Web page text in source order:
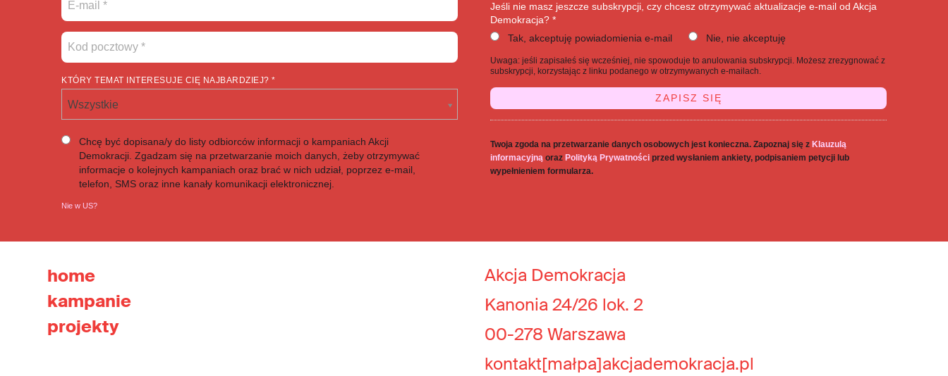
KTÓRY TEMAT INTERESUJE CIĘ NAJBARDZIEJ? *
Wszystkie
Chcę być dopisana/y do listy odbiorców informacji o kampaniach Akcji
Demokracji. Zgadzam się na przetwarzanie moich danych, żeby otrzymywać
informacje o kolejnych kampaniach oraz brać w nich udział, poprzez e-mail,
telefon, SMS oraz inne kanały komunikacji elektronicznej.
Nie wUS?
Jeśli nie masz jeszcze subskrypcji, czy chcesz otrzymywać aktualizacje e-mail od Akcja
Demokracja? *
Tak, akceptuję powiadomienia e-mail
Nie, nie akceptuję
Uwaga: jeśli zapisałeś się wcześniej, nie spowoduje to anulowania subskrypcji. Możesz zrezygnować z
subskrypcji, korzystając z linku podanego w otrzymywanych e-mailach.
Twoja zgoda na przetwarzanie danych osobowych jest konieczna. Zapoznaj się z Klauzulą
informacyjną oraz Polityką Prywatności przed wysłaniem ankiety, podpisaniem petycji lub
wypełnieniem formularza.
home
kampanie
projekty
Akcja Demokracja
Kanonia 24/26 lok. 2
00-278 Warszawa
kontakt[małpa]akcjademokracja.pl